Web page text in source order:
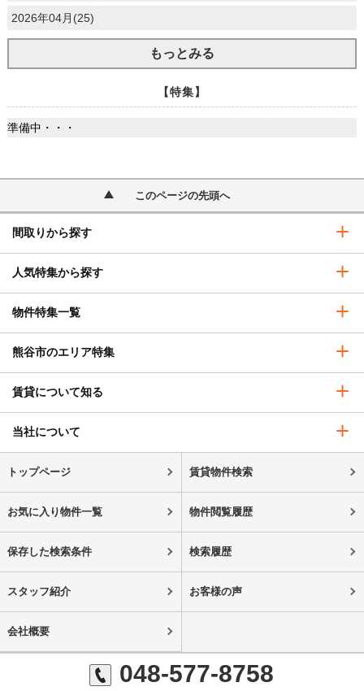
2026年04月(25)
もっとみる
【特集】
準備中・・・
このページの先頭へ
間取りから探す
人気特集から探す
物件特集一覧
熊谷市のエリア特集
賃貸について知る
当社について
トップページ 賃貸物件検索
お気に入り物件一覧 物件閲覧履歴
保存した検索条件 検索履歴
スタッフ紹介 お客様の声
会社概要
048-577-8758